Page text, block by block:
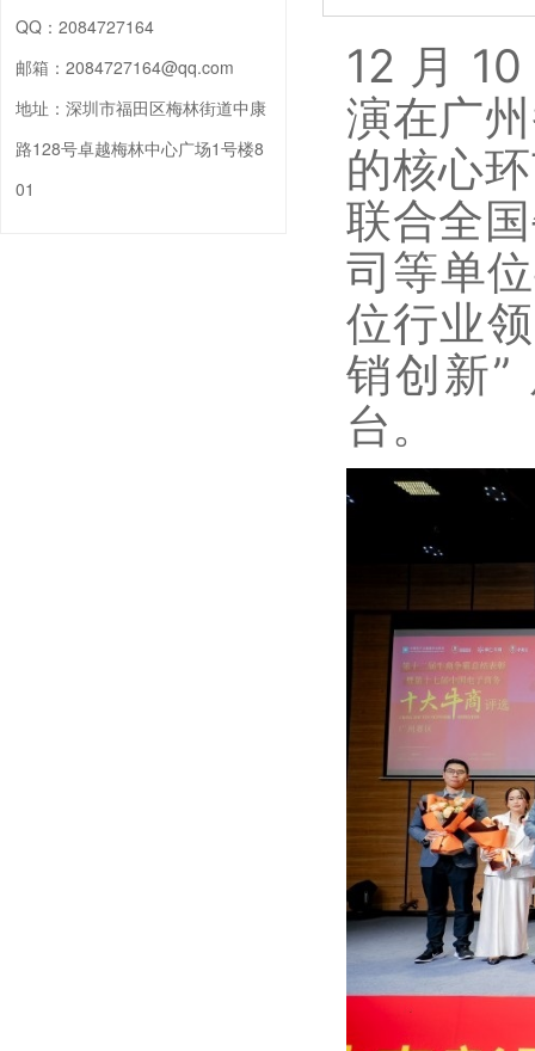
12 月
演在广
的核心
联合全
司等单
位行业
销创新”
台。
QQ： 2084727164
邮箱： 2084727164@qq.com
地址： 深圳市福田区梅林街道中康
路128号卓越梅林中心广场1号楼8
01